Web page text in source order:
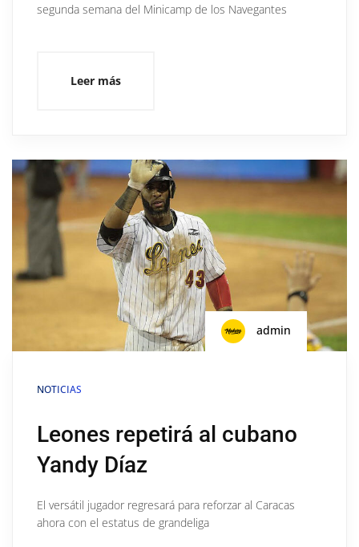
segunda semana del Minicamp de los Navegantes
Leer más
admin
NOTICIAS
Leones repetirá al cubano
Yandy Díaz
El versátil jugador regresará para reforzar al Caracas
ahora con el estatus de grandeliga